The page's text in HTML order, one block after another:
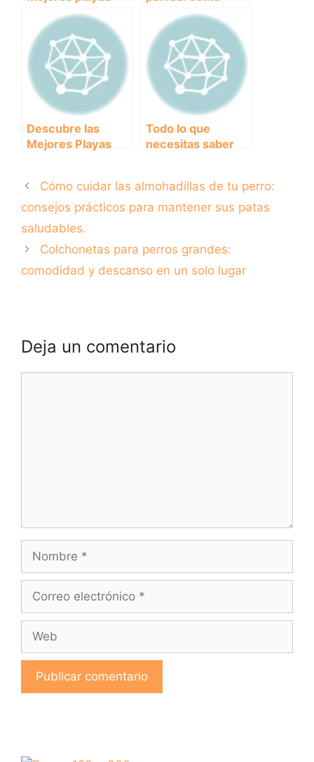
para perros en
Cantabria: disfruta
del sol, la arena y
el mar junto a tu
peludo amigo
crear un espacio
cómodo y seguro
para tu mejor
amigo
Descubre las
Mejores Playas
Disfrutar con Tu
Perro.
Todo lo que
necesitas saber
internas para
proteger a tu
Cómo cuidar las almohadillas de tu perro:
consejos prácticos para mantener sus patas
saludables.
Colchonetas para perros grandes:
comodidad y descanso en un solo lugar
Deja un comentario